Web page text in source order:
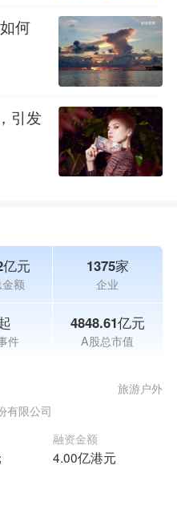
何
引发
元
额
1375家
企业
件
4848.61亿元
A股总市值
有限公司
融资金额
4.00亿港元
旅游户外